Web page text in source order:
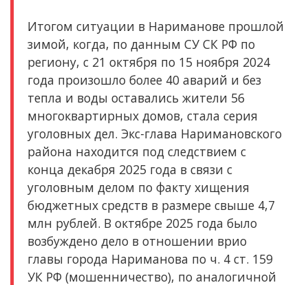
Итогом ситуации в Нариманове прошлой
зимой, когда, по данным СУ СК РФ по
региону, с 21 октября по 15 ноября 2024
года произошло более 40 аварий и без
тепла и воды оставались жители 56
многоквартирных домов, стала серия
уголовных дел. Экс-глава Наримановского
района находится под следствием с
конца декабря 2025 года в связи с
уголовным делом по факту хищения
бюджетных средств в размере свыше 4,7
млн рублей. В октябре 2025 года было
возбуждено дело в отношении врио
главы города Нариманова по ч. 4 ст. 159
УК РФ (мошенничество), по аналогичной